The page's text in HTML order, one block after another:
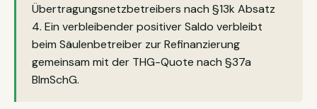
Übertragungsnetzbetreibers nach §13k Absatz
4. Ein verbleibender positiver Saldo verbleibt
beim Säulenbetreiber zur Refinanzierung
gemeinsam mit der THG-Quote nach §37a
BImSchG.